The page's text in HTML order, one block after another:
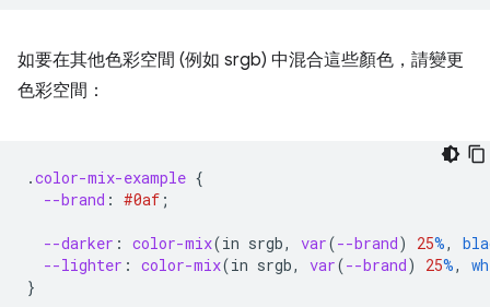
如要在其他色彩空間 (例如 srgb) 中混合這些顏色，請變更
色彩空間：
.color-mix-example {
--brand : #0af ;
--darker : color-mix(in srgb, var(--brand) 25%,
--lighter : color-mix(in srgb, var(--brand) 25%,
}